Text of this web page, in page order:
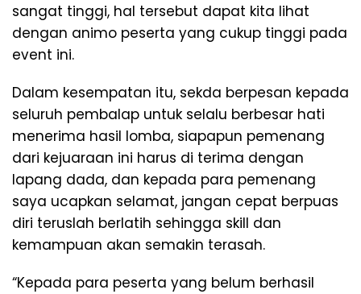
sangat tinggi, hal tersebut dapat kita lihat
dengan animo peserta yang cukup tinggi pada
event ini.
Dalam kesempatan itu, sekda berpesan kepada
seluruh pembalap untuk selalu berbesar hati
menerima hasil lomba, siapapun pemenang
dari kejuaraan ini harus di terima dengan
lapang dada, dan kepada para pemenang
saya ucapkan selamat, jangan cepat berpuas
diri teruslah berlatih sehingga skill dan
kemampuan akan semakin terasah.
“Kepada para peserta yang belum berhasil